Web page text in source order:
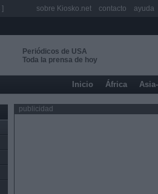
Periódicos de USA
Toda la prensa de hoy
Inicio África
publicidad
sobre Kiosko.net contacto ayuda